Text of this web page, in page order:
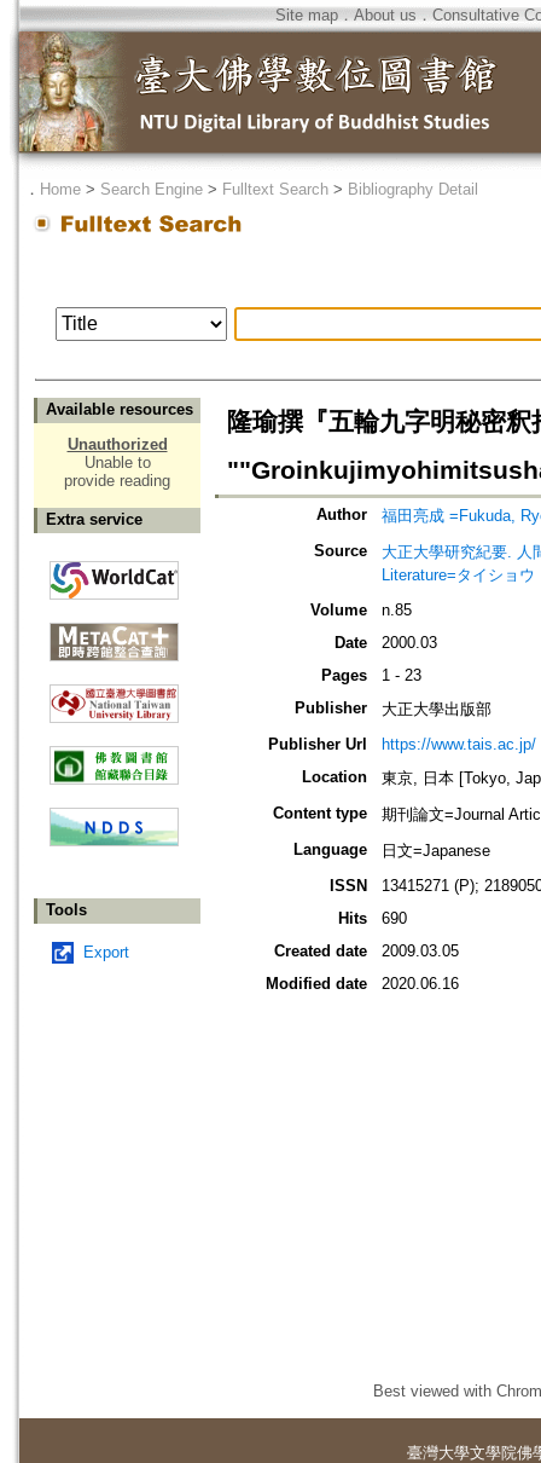
Site map．About us ． Consultative
． Home > Search Engine > Fulltext Search > Bibliography Detail
Available resources
Unauthorized
Unable to
provide reading
Extra service
Tools
Export
隆瑜撰『五輪九字明秘密
Author
福田亮成 =Fukuda,
Source
大正大學研究紀要. 人
Literature=タイショ
Volume
n.85
Date
2000.03
Pages
1 - 23
Publisher
大正大學出版部
Publisher Url
https://www.tais.ac.jp/
Location
東京, 日本 [Tokyo,
Content type
期刊論文=Journal
Language
日文=Japanese
ISSN
13415271 (P);
Hits
690
Created date
2009.03.05
Modified date
2020.06.16
Best viewed with
臺灣大學文學院佛